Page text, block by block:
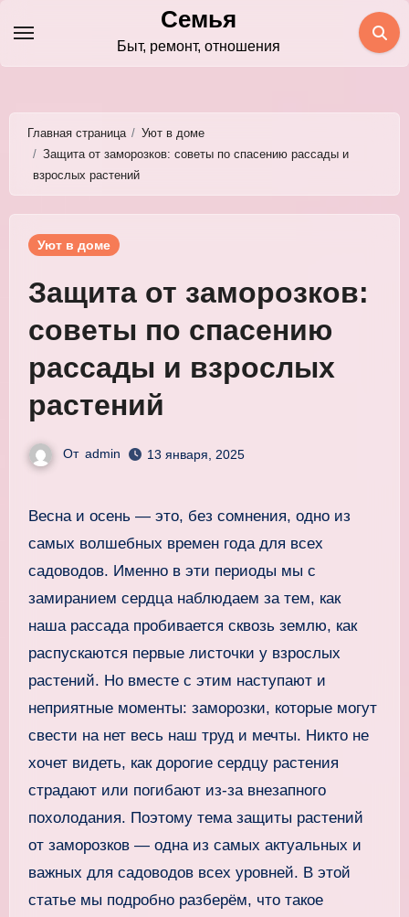
содержимому
Семья
Быт, ремонт, отношения
Главная страница
Уют в доме
Защита от заморозков: советы по спасению рассады и
взрослых растений
Уют в доме
Защита от заморозков:
советы по спасению
рассады и взрослых
растений
От admin 13 января, 2025
Весна и осень — это, без сомнения, одно из
самых волшебных времен года для всех
садоводов. Именно в эти периоды мы с
замиранием сердца наблюдаем за тем, как
наша рассада пробивается сквозь землю, как
распускаются первые листочки у взрослых
растений. Но вместе с этим наступают и
неприятные моменты: заморозки, которые могут
свести на нет весь наш труд и мечты. Никто не
хочет видеть, как дорогие сердцу растения
страдают или погибают из-за внезапного
похолодания. Поэтому тема защиты растений
от заморозков — одна из самых актуальных и
важных для садоводов всех уровней. В этой
статье мы подробно разберём, что такое